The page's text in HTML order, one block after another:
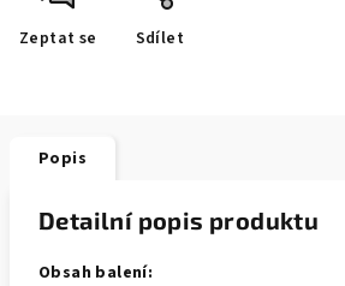
Zeptat se Sdílet
Popis
Detailní popis produktu
Obsah balení: